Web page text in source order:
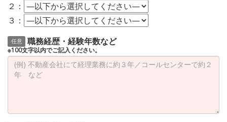
２：
３：
任意 職務経歴・経験年数など
※100文字以内でご記入ください。